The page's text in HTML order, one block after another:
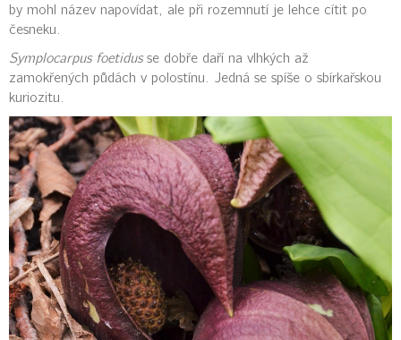
by mohl název napovídat, ale při rozemnutí je lehce cítit po
česneku.
Symplocarpus foetidusse dobře daří na vlhkých až
zamokřených půdách v polostínu. Jedná se spíše o sbírkařskou
kuriozitu.